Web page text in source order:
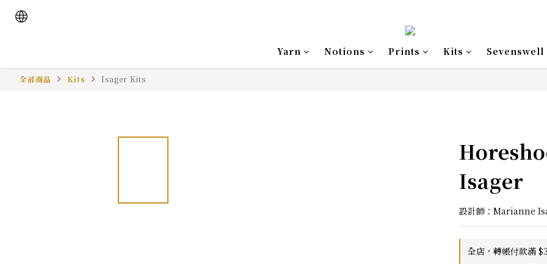
Yarn Notions Prints Kits Sevenswell
全部商品 Kits Isager Kits
Isager
設計師：Marianne
全店，轉帳付款滿